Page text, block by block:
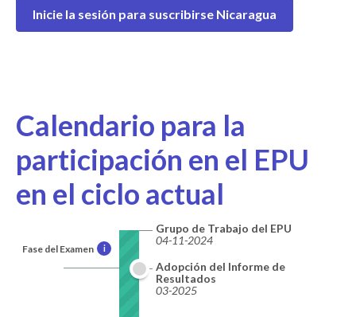
Inicie la sesión para suscribirse Nicaragua
Calendario para la
participación en el EPU
en el ciclo actual
Fase del Examen i
Grupo de Trabajo del EPU
04-11-2024
Adopción del Informe de
Resultados
03-2025